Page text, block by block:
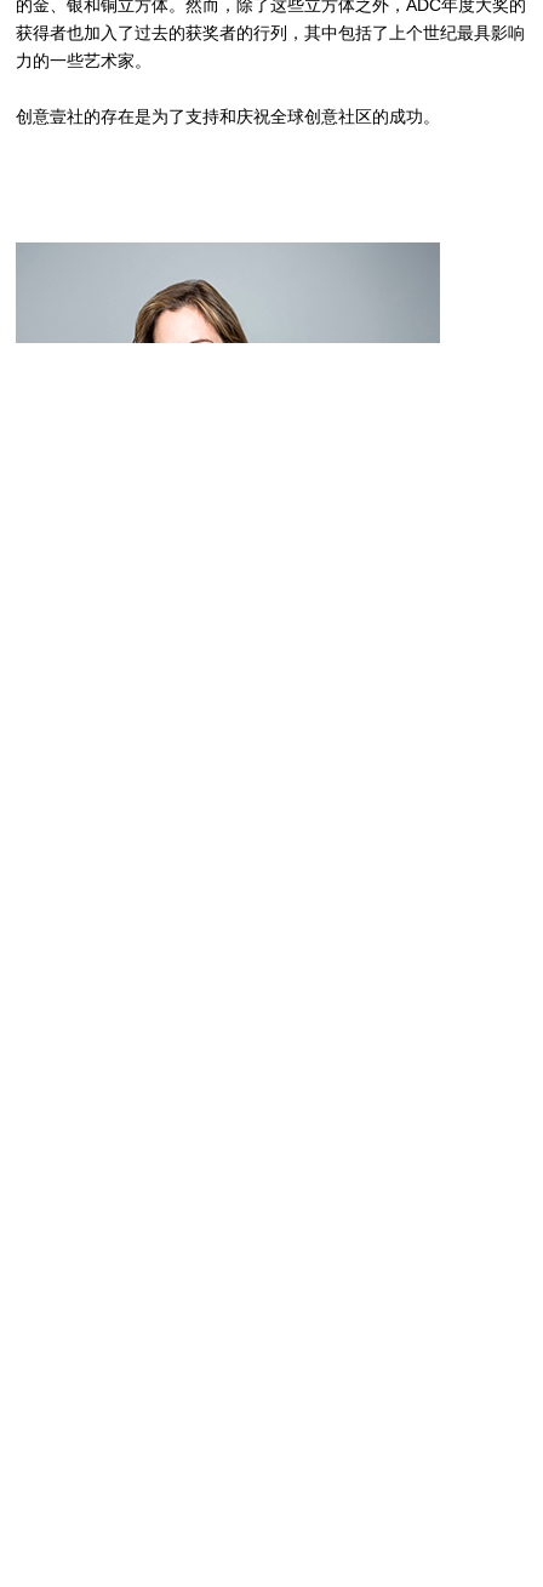
的金、银和铜立方体。然而，除了这些立方体之外，ADC年度大奖的
获得者也加入了过去的获奖者的行列，其中包括了上个世纪最具影响
力的一些艺术家。
创意壹社的存在是为了支持和庆祝全球创意社区的成功。